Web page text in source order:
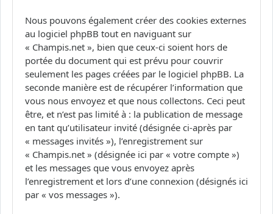
Nous pouvons également créer des cookies externes
au logiciel phpBB tout en naviguant sur
« Champis.net », bien que ceux-ci soient hors de
portée du document qui est prévu pour couvrir
seulement les pages créées par le logiciel phpBB. La
seconde manière est de récupérer l’information que
vous nous envoyez et que nous collectons. Ceci peut
être, et n’est pas limité à : la publication de message
en tant qu’utilisateur invité (désignée ci-après par
« messages invités »), l’enregistrement sur
« Champis.net » (désignée ici par « votre compte »)
et les messages que vous envoyez après
l’enregistrement et lors d’une connexion (désignés ici
par « vos messages »).